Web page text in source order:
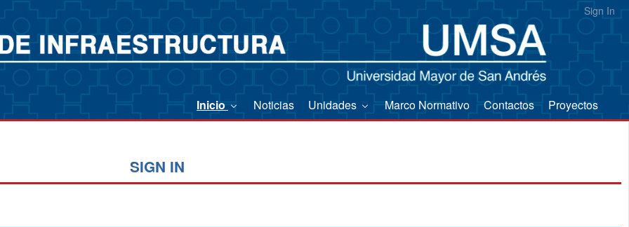
Sign In
Inicio Noticias Unidades Marco Normativo Contactos Proyectos
SIGN IN